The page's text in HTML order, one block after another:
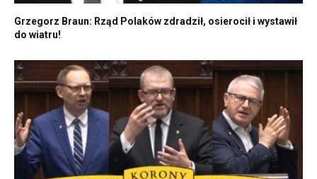
Grzegorz Braun: Rząd Polaków zdradził, osierocił i wystawił
do wiatru!